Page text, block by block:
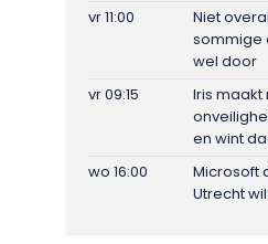
vr 11:00
Niet
sommige
wel door
vr 09:15
Iris maakt
en wint
wo 16:00
Microsoft
Utrecht